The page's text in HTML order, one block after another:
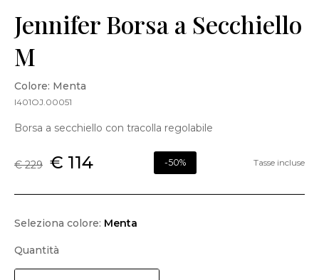
Jennifer Borsa a Secchiello
M
Colore: Menta
I401OJ.00051
Borsa a secchiello con tracolla regolabile
€ 229 € 114 -50% Tasse incluse
Seleziona colore: Menta
Quantità